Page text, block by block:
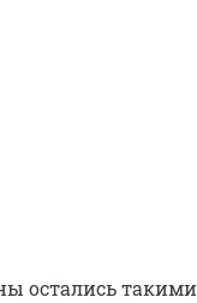
остались